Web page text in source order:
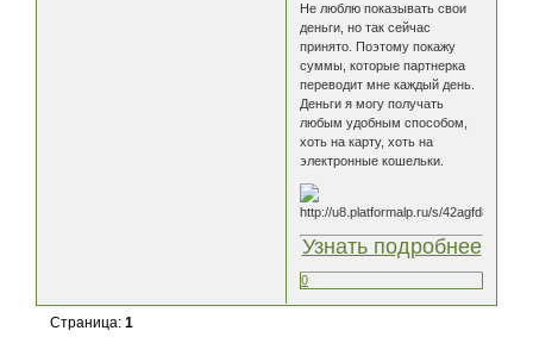
Не люблю показывать свои
деньги, но так сейчас
принято. Поэтому покажу
суммы, которые партнерка
переводит мне каждый день.
Деньги я могу получать
любым удобным способом,
хоть на карту, хоть на
электронные кошельки.
Узнать подробнее
0
Страница:1